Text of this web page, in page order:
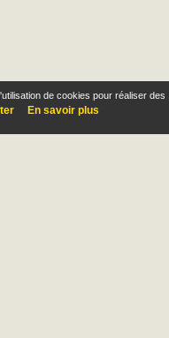
de cookies pour réaliser des
En savoir plus